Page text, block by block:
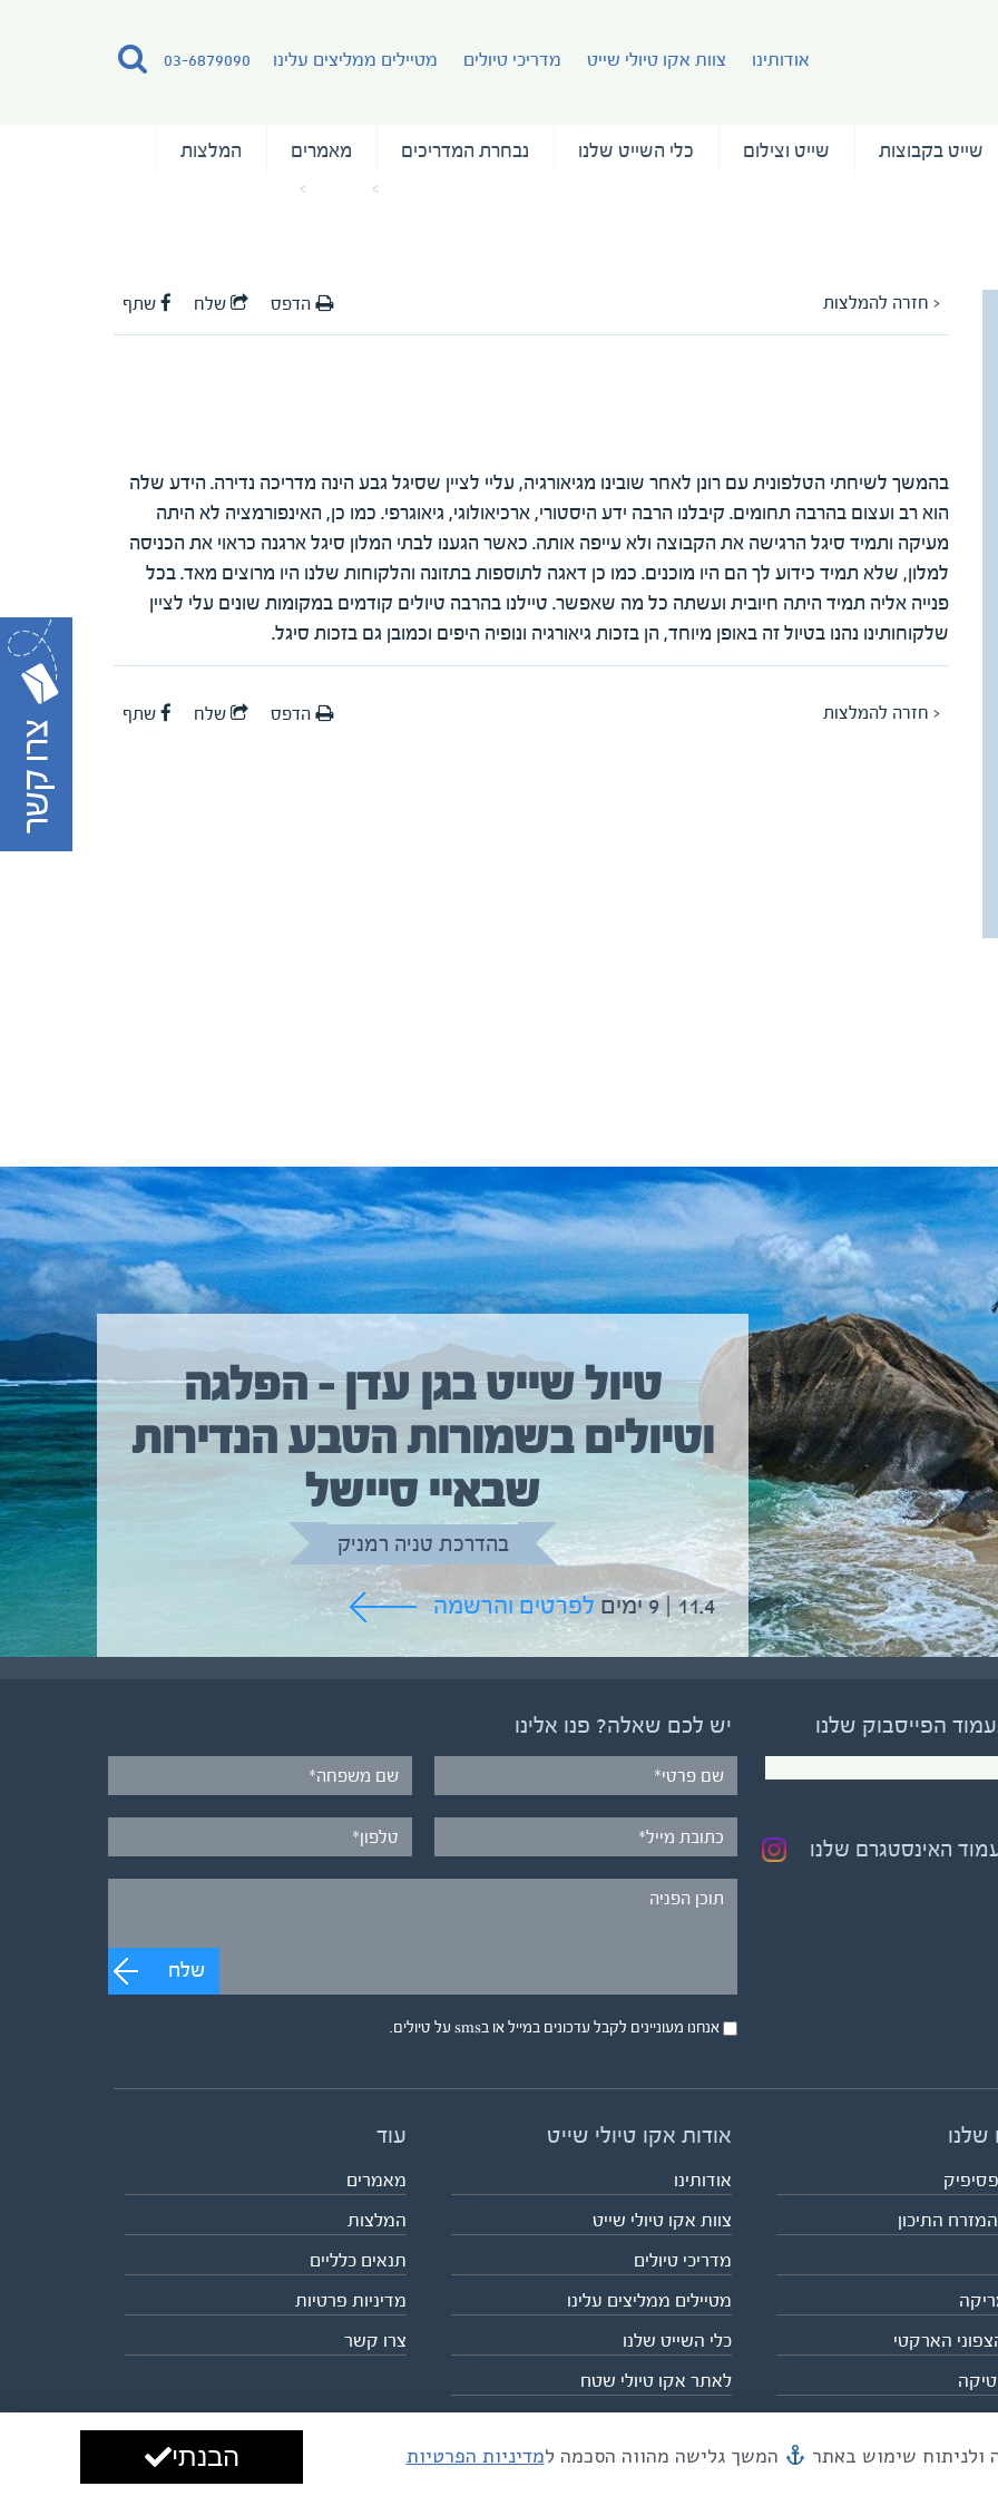
03-6879090 אודותינו צוות אקו טיולי שייט מדריכי טיולים מטיילים ממליצים עלינו
שייט בקבוצות שייט וצילום כלי השייט שלנו נבחרת המדריכים מאמרים המלצות
< חזרה להמלצות הדפס שלח שתף
בהמשך לשיחתי הטלפונית עם רונן לאחר שובינו מגיאורגיה, עליי לציין שסיגל גבע הינה מדריכה נדירה. הידע שלה
הוא רב ועצום בהרבה תחומים. קיבלנו הרבה ידע היסטורי, ארכיאולוגי, גיאוגרפי. כמו כן, האינפורמציה לא היתה
מעיקה ותמיד סיגל הרגישה את הקבוצה ולא עייפה אותה. כאשר הגענו לבתי המלון סיגל ארגנה כראוי את הכניסה
למלון, שלא תמיד כידוע לך הם היו מוכנים. כמו כן דאגה לתוספות בתזונה והלקוחות שלנו היו מרוצים מאד. בכל
פנייה אליה תמיד היתה חיובית ועשתה כל מה שאפשר. טיילנו בהרבה טיולים קודמים במקומות שונים עלי לציין
שלקוחותינו נהנו בטיול זה באופן מיוחד, הן בזכות גיאורגיה ונופיה היפים וכמובן גם בזכות סיגל.
< חזרה להמלצות הדפס שלח שתף
טיול שייט בגן עדן – הפלגה
וטיולים בשמורות הטבע הנדירות
שבאיי סיישל
בהדרכת טניה רמניק
11.4 | 9 ימים לפרטים והרשמה
טיול שייט מקיף איסלנד
בהדרכת גיל יניב
5.6 | 12 ימים לפרטים והרשמה
הפייסבוק שלנו
האינסטגרם שלנו
יש לכם שאלה? פנו אלינו
שלח
אנחנו מעוניינים לקבל עדכונים במייל או בsms על טיולים.
שלנו
התיכון
הארקטי
אודות אקו טיולי שייט
אודותינו
צוות אקו טיולי שייט
מדריכי טיולים
מטיילים ממליצים עלינו
כלי השייט שלנו
לאתר אקו טיולי שטח
עוד
מאמרים
המלצות
תנאים כלליים
מדיניות פרטיות
צרו קשר
מייל mail@eco.co.il | כתובתנו המסגר 55, תל אביב עיצוב ופיתוח: ביבר גלובל
המשך גלישה מהווה הסכמה למדיניות הפרטיות הבנתי